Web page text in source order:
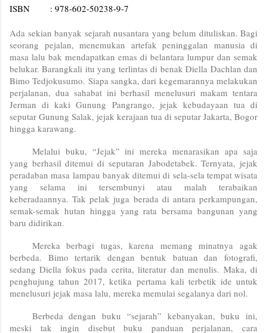
ISBN
: 978-602-50238-9-7
Ada sekian banyak sejarah nusantara yang belum dituliskan. Bagi
seorang pejalan, menemukan artefak peninggalan manusia di
masa lalu bak mendapatkan emas di belantara lumpur dan semak
belukar. Barangkali itu yang terlintas di benak Diella Dachlan dan
Bimo Tedjokusumo. Siapa sangka, dari kegemarannya melakukan
perjalanan, dua sahabat ini berhasil menelusuri makam tentara
Jerman di kaki Gunung Pangrango, jejak kebudayaan tua di
seputar Gunung Salak, jejak kerajaan tua di seputar Jakarta, Bogor
hingga karawang.
Melalui buku, “Jejak” ini mereka menarasikan apa saja
yang berhasil ditemui di seputaran Jabodetabek. Ternyata, jejak
peradaban masa lampau banyak ditemui di sela-sela tempat wisata
yang selama ini tersembunyi atau malah terabaikan
keberadaannya. Tak pelak juga berada di antara perkampungan,
semak-semak hutan hingga yang rata bersama bangunan yang
baru didirikan.
Mereka berbagi tugas, karena memang minatnya agak
berbeda. Bimo tertarik dengan bentuk batuan dan fotografi,
sedang Diella fokus pada cerita, literatur dan menulis. Maka, di
penghujung tahun 2017, ketika pertama kali terbetik ide untuk
menelusuri jejak masa lalu, mereka memulai segalanya dari nol.
Berbeda dengan buku “sejarah” kebanyakan, buku ini,
meski tak ingin disebut buku panduan perjalanan, cara